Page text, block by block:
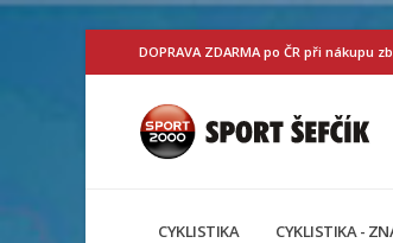
DOPRAVA ZDARMA po ČR při nákupu
CYKLISTIKA CYKLISTIKA -